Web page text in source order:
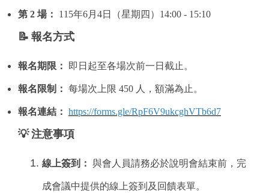
第 2 場： 115年6月4日（星期四）14:00 - 15:10
📝 報名方式
報名期限： 即日起至各場次前一日截止。
報名限制： 每場次上限 450 人，額滿為止。
報名連結： https://forms.gle/RpF6V9ukcghVTb6d7
💡 注意事項
線上簽到： 與會人員請務必於說明會結束前，完
成會議中提供的線上簽到及回饋表單。